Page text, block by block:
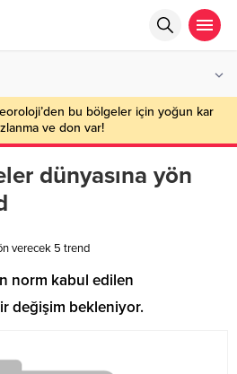
bu bölgeler için yoğun kar
ve don var!
dünyasına yön
verecek 5 trend
norm kabul edilen
değişim bekleniyor.